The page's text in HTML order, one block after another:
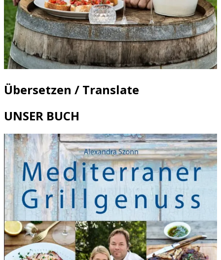
Übersetzen / Translate
UNSER BUCH